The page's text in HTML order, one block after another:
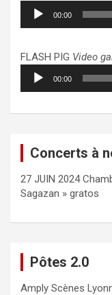
Lecteur
audio
00:00
FLASH PIG Video
Lecteur
audio
00:00
Concerts à
27 JUIN 2024
Sagazan » gratos
Pôtes 2.0
Amply Scènes